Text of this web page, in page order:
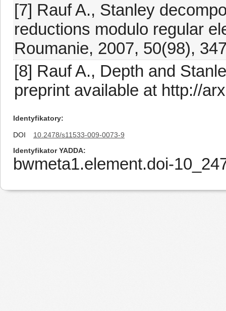
[7] Rauf A., Stanley
reductions modulo regular
Roumanie, 2007, 50(98),
[8] Rauf A., Depth and
preprint available at http://
Identyfikatory
DOI
10.2478/s11533-009-0073-9
Identyfikator YADDA
bwmeta1.element.doi-